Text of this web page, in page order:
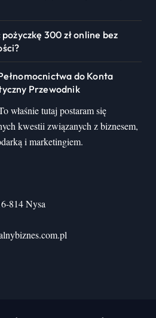
300 zł online bez
do Konta
Przewodnik
właśnie tutaj postaram się
kwestii związanych z biznesem,
i marketingiem.
814 Nysa